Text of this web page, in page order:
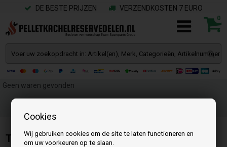
Cookies
Wij gebruiken cookies om de site te laten functioneren en
om uw voorkeuren op te slaan.
DE BESTE PRIJZEN VERZENDKOSTEN 7 EURO
0
Geen waren gevonden
Team SpareParts Group ApS